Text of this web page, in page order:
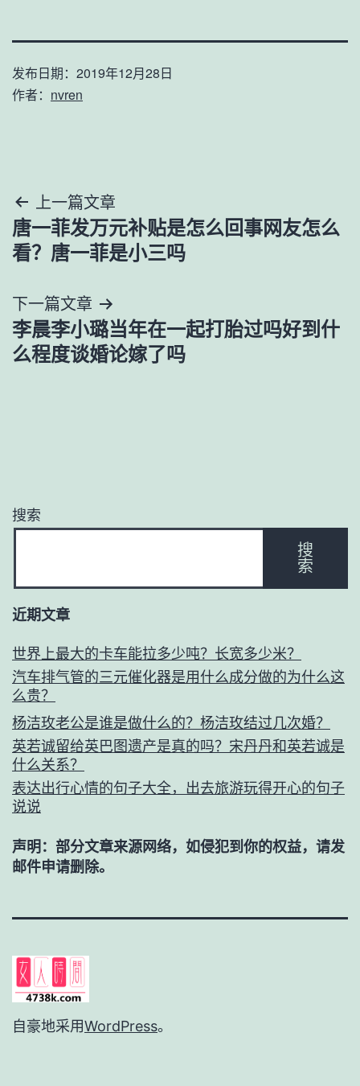
发布日期： 2019年12月28日
作者： nvren
文
章
航
上一篇文章
唐一菲发万元补贴是怎么回事网友怎么
看？唐一菲是小三吗
下一篇文章
李晨李小璐当年在一起打胎过吗好到什
么程度谈婚论嫁了吗
搜索
搜
索
近期文章
世界上最大的卡车能拉多少吨？长宽多少米？
汽车排气管的三元催化器是用什么成分做的为什么这
么贵？
杨洁玫老公是谁是做什么的？杨洁玫结过几次婚？
英若诚留给英巴图遗产是真的吗？宋丹丹和英若诚是
什么关系？
表达出行心情的句子大全，出去旅游玩得开心的句子
说说
声明：部分文章来源网络，如侵犯到你的权益，请发
邮件申请删除。
自豪地采用WordPress。